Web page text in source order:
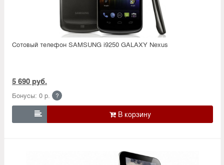
Сотовый телефон SAMSUNG i9250 GALAXY Nexus
5 690 руб.
Бонусы: 0 р. ?
